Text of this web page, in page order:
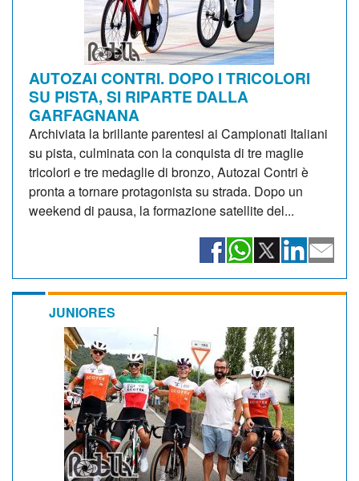
AUTOZAI CONTRI. DOPO I TRICOLORI
SU PISTA, SI RIPARTE DALLA
GARFAGNANA
Archiviata la brillante parentesi ai Campionati Italiani
su pista, culminata con la conquista di tre maglie
tricolori e tre medaglie di bronzo, Autozai Contri è
pronta a tornare protagonista su strada. Dopo un
weekend di pausa, la formazione satellite del...
JUNIORES